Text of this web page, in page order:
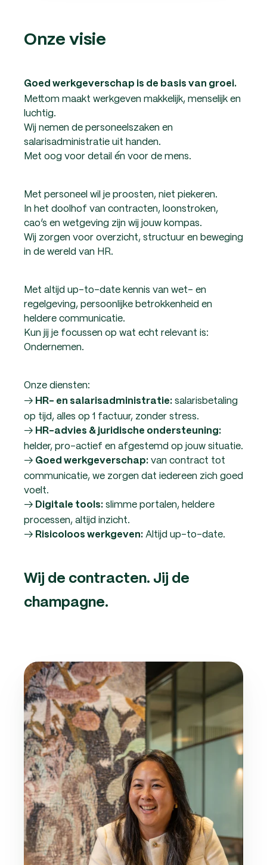
Onze visie
Goed werkgeverschap is de basis van groei.
Mettom maakt werkgeven makkelijk, menselijk en
luchtig.
Wij nemen de personeelszaken en
salarisadministratie uit handen.
Met oog voor detail én voor de mens.
Met personeel wil je proosten, niet piekeren.
In het doolhof van contracten, loonstroken,
cao’s en wetgeving zijn wij jouw kompas.
Wij zorgen voor overzicht, structuur en beweging
in de wereld van HR.
Met altijd up-to-date kennis van wet- en
regelgeving, persoonlijke betrokkenheid en
heldere communicatie.
Kun jij je focussen op wat echt relevant is:
Ondernemen.
Onze diensten:
→ HR- en salarisadministratie: salarisbetaling
op tijd, alles op 1 factuur, zonder stress.
→ HR-advies & juridische ondersteuning:
helder, pro-actief en afgestemd op jouw situatie.
→ Goed werkgeverschap: van contract tot
communicatie, we zorgen dat iedereen zich goed
voelt.
→ Digitale tools: slimme portalen, heldere
processen, altijd inzicht.
→ Risicoloos werkgeven: Altijd up-to-date.
Wij de contracten. Jij de
champagne.